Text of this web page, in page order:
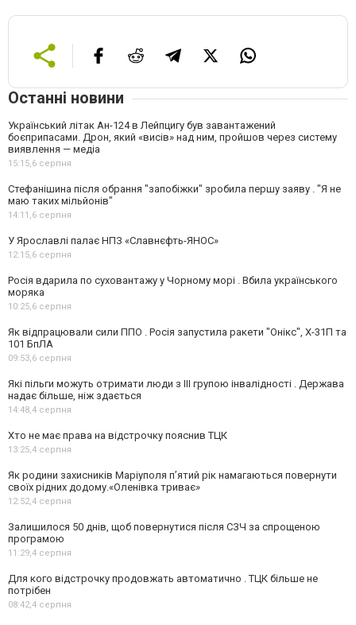
Останні новини
Український літак Ан-124 в Лейпцигу був завантажений
боєприпасами. Дрон, який «висів» над ним, пройшов через систему
виявлення — медіа
15:15,6 серпня
Стефанішина після обрання "запобіжки" зробила першу заяву . "Я не
маю таких мільйонів"
14:11,6 серпня
У Ярославлі палає НПЗ «Славнєфть-ЯНОС»
12:15,6 серпня
Росія вдарила по суховантажу у Чорному морі . Вбила українського
моряка
10:25,6 серпня
Як відпрацювали сили ППО . Росія запустила ракети "Онікс", Х-31П та
101 БпЛА
09:53,6 серпня
Які пільги можуть отримати люди з III групою інвалідності . Держава
надає більше, ніж здається
14:48,4 серпня
Хто не має права на відстрочку пояснив ТЦК
13:25,4 серпня
Як родини захисників Маріуполя пʼятий рік намагаються повернути
своїх рідних додому.«Оленівка триває»
12:52,4 серпня
Залишилося 50 днів, щоб повернутися після СЗЧ за спрощеною
програмою
11:29,4 серпня
Для кого відстрочку продовжать автоматично . ТЦК більше не
потрібен
08:42,4 серпня